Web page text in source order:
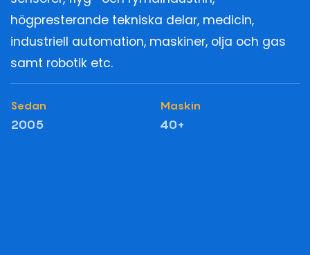
högpresterande tekniska delar, medicin,
industriell automation, maskiner, olja och gas
samt robotik etc.
Sedan
2005
Maskin
40+